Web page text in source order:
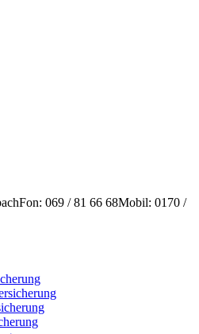
Fon: 069 / 81 66 68Mobil: 0170 /